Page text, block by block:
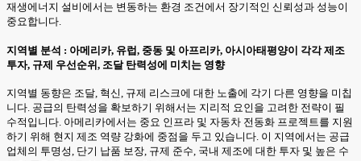
재생에너지 설비에서는 변동하는 환경 조건에서 장기적인 신뢰성과 성능이
중요합니다.
지역별 분석 : 아메리카, 유럽, 중동 및 아프리카, 아시아태평양이 각각 제조
투자, 규제 우선순위, 조달 탄력성에 미치는 영향
지역별 동향은 조달, 혁신, 규제 리스크에 대한 노출에 각기 다른 영향을 미칩
니다. 공급의 탄력성을 확보하기 위해서는 지리적 요인을 고려한 전략이 필
수적입니다. 아메리카에서는 중요 인프라 및 자동차 전동화 프로젝트를 지원
하기 위해 현지 제조 역량 강화에 중점을 두고 있습니다. 이 지역에서는 공급
업체의 투명성, 단기 납품 보장, 규제 준수, 국내 제조에 대한 투자 및 높은 수